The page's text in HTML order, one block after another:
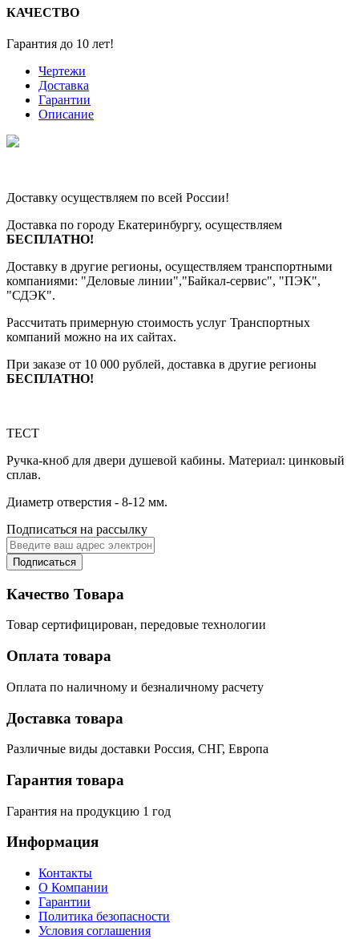
КАЧЕСТВО
Гарантия до 10 лет!
Чертежи
Доставка
Гарантии
Описание
Доставку осуществляем по всей России!
Доставка по городу Екатеринбургу, осуществляем
БЕСПЛАТНО!
Доставку в другие регионы, осуществляем транспортными
компаниями: "Деловые линии","Байкал-сервис", "ПЭК",
"СДЭК".
Рассчитать примерную стоимость услуг Транспортных
компаний можно на их сайтах.
При заказе от 10 000 рублей, доставка в другие регионы
БЕСПЛАТНО!
ТЕСТ
Ручка-кноб для двери душевой кабины. Материал: цинковый
сплав.
Диаметр отверстия - 8-12 мм.
Подписаться на рассылку
Подписаться
Качество Товара
Товар сертифицирован, передовые технологии
Оплата товара
Оплата по наличному и безналичному расчету
Доставка товара
Различные виды доставки Россия, СНГ, Европа
Гарантия товара
Гарантия на продукцию 1 год
Информация
Контакты
О Компании
Гарантии
Политика безопасности
Условия соглашения